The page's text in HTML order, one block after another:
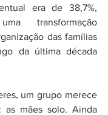
era de 38,7%,
transformação
das famílias
da última década
um grupo merece
as mães solo. Ainda